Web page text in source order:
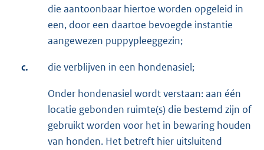
die aantoonbaar hiertoe worden opgeleid in
een, door een daartoe bevoegde instantie
aangewezen puppypleeggezin;
c. die verblijven in een hondenasiel;
Onder hondenasiel wordt verstaan: aan één
locatie gebonden ruimte(s) die bestemd zijn of
gebruikt worden voor het in bewaring houden
van honden. Het betreft hier uitsluitend